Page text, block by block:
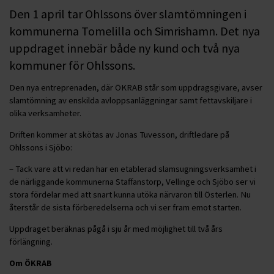
Den 1 april tar Ohlssons över slamtömningen i
kommunerna Tomelilla och Simrishamn. Det nya
uppdraget innebär både ny kund och två nya
kommuner för Ohlssons.
Den nya entreprenaden, där ÖKRAB står som uppdragsgivare, avser
slamtömning av enskilda avloppsanläggningar samt fettavskiljare i
olika verksamheter.
Driften kommer at skötas av Jonas Tuvesson, driftledare på
Ohlssons i Sjöbo:
– Tack vare att vi redan har en etablerad slamsugningsverksamhet i
de närliggande kommunerna Staffanstorp, Vellinge och Sjöbo ser vi
stora fördelar med att snart kunna utöka närvaron till Österlen. Nu
återstår de sista förberedelserna och vi ser fram emot starten.
Uppdraget beräknas pågå i sju år med möjlighet till två års
förlängning.
Om ÖKRAB